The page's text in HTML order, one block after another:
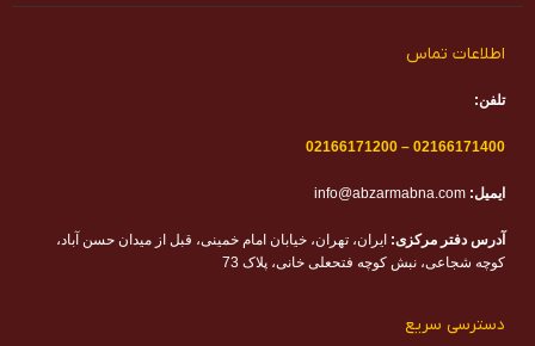
اطلاعات تماس
تلفن:
02166171400
–
02166171200
ایمیل: info@abzarmabna.com
آدرس دفتر مرکزی: ایران، تهران، خیابان امام خمینی، قبل از میدان حسن آباد،
کوچه شجاعی، نبش کوچه فتحعلی خانی، پلاک 73
دسترسی سریع